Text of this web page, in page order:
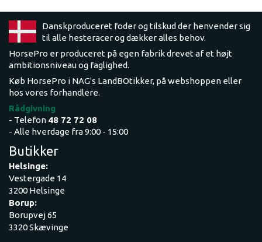
Danskproduceret foder og tilskud der henvender sig
til alle hesteracer og dækker alles behov.
HorsePro er produceret på egen fabrik drevet af et højt
ambitionsniveau og faglighed.
Køb HorsePro i NAG's LandBOtikker, på webshoppen eller
hos vores forhandlere.
Rådgivning
- Telefon 48 72 72 08
- Alle hverdage fra 9:00 - 15:00
Butikker
Helsinge:
Vestergade 14
3200 Helsinge
Borup:
Borupvej 65
3320 Skævinge